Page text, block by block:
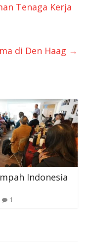
Tenaga Kerja
di Den Haag →
Indonesia
1